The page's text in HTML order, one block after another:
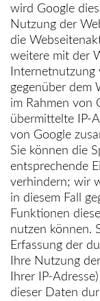
wird Google
Nutzung der
die
weitere mit der
gegenüber dem
im Rahmen von
übermittelte IP-
von Google
Sie können die
entsprechende
verhindern; wir
in diesem Fall
Funktionen
nutzen können.
Erfassung der
Ihre Nutzung
Ihrer IP-
dieser Daten